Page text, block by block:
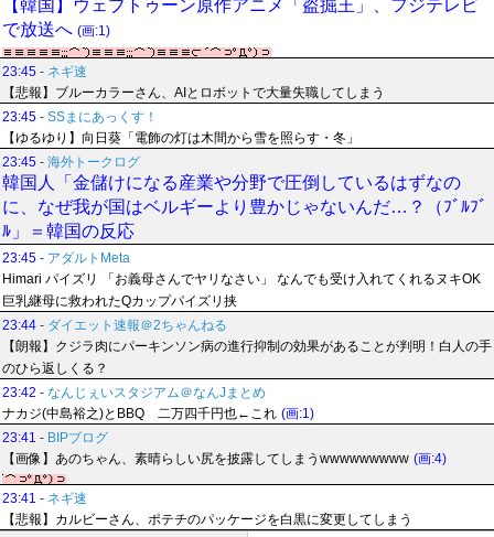
【韓国】ウェブトゥーン原作アニメ「盗掘王」、フジテレビ
で放送へ (画:1)
23:45 - ネギ速
【悲報】ブルーカラーさん、AIとロボットで大量失職してしまう
23:45 - SSまにあっくす！
【ゆるゆり】向日葵「電飾の灯は木間から雪を照らす・冬」
23:45 - 海外トークログ
韓国人「金儲けになる産業や分野で圧倒しているはずなの
に、なぜ我が国はベルギーより豊かじゃないんだ…？（ﾌﾞﾙﾌﾞ
ﾙ」＝韓国の反応
23:45 - アダルトMeta
Himari パイズリ 「お義母さんでヤリなさい」 なんでも受け入れてくれるヌキOK
巨乳継母に救われたQカップパイズリ挟
23:44 - ダイエット速報＠2ちゃんねる
【朗報】クジラ肉にパーキンソン病の進行抑制の効果があることが判明！白人の手
のひら返しくる？
23:42 - なんじぇいスタジアム＠なんJまとめ
ナカジ(中島裕之)とBBQ 二万四千円也←これ (画:1)
23:41 - BIPブログ
【画像】あのちゃん、素晴らしい尻を披露してしまうwwwwwwwww (画:4)
23:41 - ネギ速
【悲報】カルビーさん、ポテチのパッケージを白黒に変更してしまう